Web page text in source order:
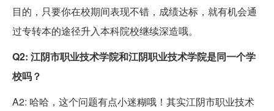
目的，只要你在校期间表现不错，成绩达标，就有机会通
过专转本的途径升入本科院校继续深造哦。
Q2: 江阴市职业技术学院和江阴职业技术学院是同一个学
校吗？
A2: 哈哈，这个问题有点小迷糊哦！其实江阴市职业技术